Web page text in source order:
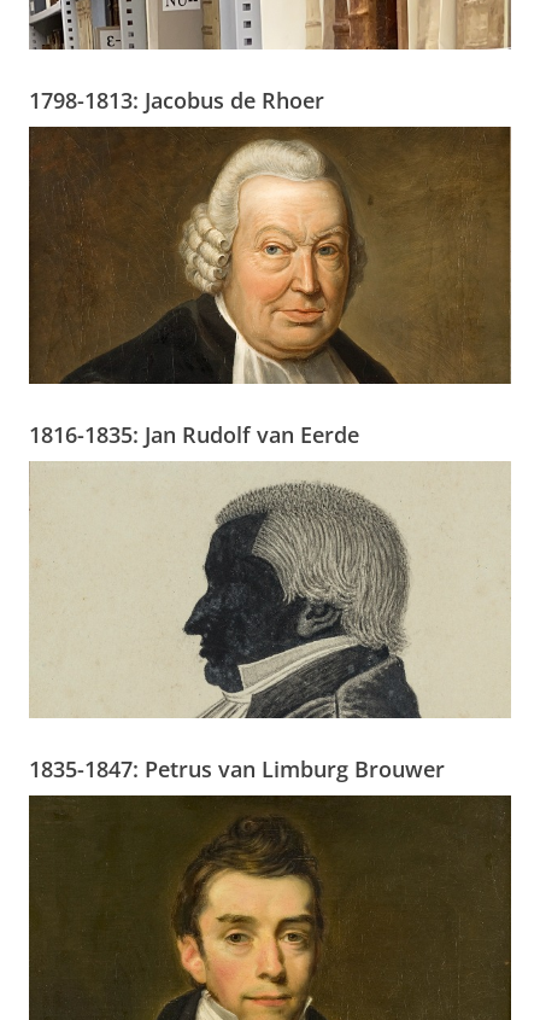
1798-1813: Jacobus de Rhoer
1816-1835: Jan Rudolf van Eerde
1835-1847: Petrus van Limburg Brouwer